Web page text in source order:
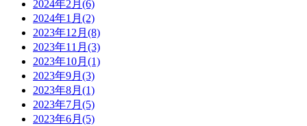
2024年2月(6)
2024年1月(2)
2023年12月(8)
2023年11月(3)
2023年10月(1)
2023年9月(3)
2023年8月(1)
2023年7月(5)
2023年6月(5)